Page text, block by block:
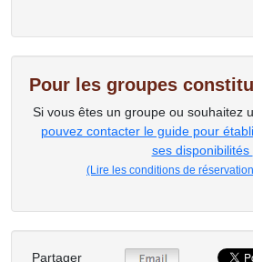
Pour les groupes
Si vous êtes un groupe ou souhaitez
pouvez contacter le guide pour
ses disponibilités
(Lire les conditions de
Partager